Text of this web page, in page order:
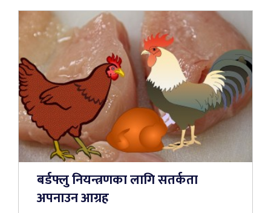
बर्डफ्लु नियन्त्रणका लागि सतर्कता
अपनाउन आग्रह